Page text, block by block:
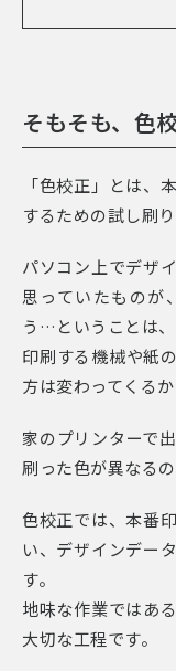
そもそも、色
「色校正」とは、
するための試し刷り
パソコン上でデザ
思っていたものが
う…ということは、
印刷する機械や紙
方は変わってくるか
家のプリンターで
刷った色が異なる
色校正では、本番
い、デザインデー
す。
地味な作業ではあ
大切な工程です。